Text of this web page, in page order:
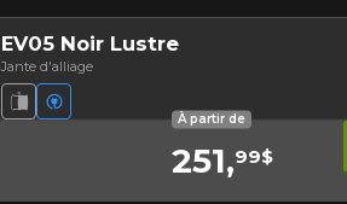
EV05 Noir Lustre
Jante d'alliage
Jante fluotournée
Véhicules électriques
À partir de
251,99$